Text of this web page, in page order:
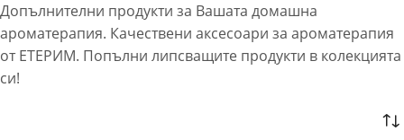
Допълнителни продукти за Вашата домашна
ароматерапия. Качествени аксесоари за ароматерапия
от ЕТЕРИМ. Попълни липсващите продукти в колекцията
си!